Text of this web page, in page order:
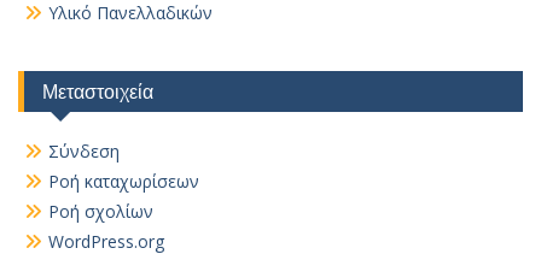
Υλικό Πανελλαδικών
Μεταστοιχεία
Σύνδεση
Ροή καταχωρίσεων
Ροή σχολίων
WordPress.org